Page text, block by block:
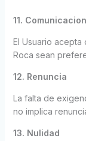
11.
El Usuario acepta
Roca sean
12. Renuncia
La falta de
no implica
13. Nulidad